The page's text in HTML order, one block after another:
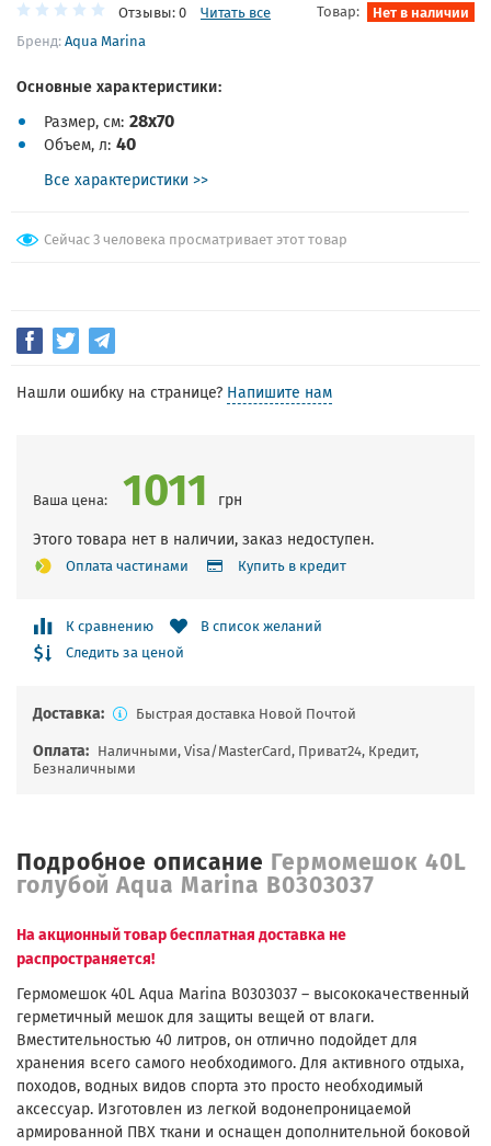
Отзывы: 0 Читать все Товар: Нет в наличии
Бренд:Aqua Marina
Основные характеристики:
Размер, см 28х70
Объем, л 40
Все характеристики >>
Сейчас 3 человека просматривает этот товар
Нашли ошибку на странице? Напишите нам
Ваша цена: 1011
грн
Этого товара нет в наличии, заказ недоступен.
Оплата частинами Купить в кредит
К сравнению
В список желаний
Следить за ценой
Доставка: Быстрая доставка Новой Почтой
Оплата: Наличными, Visa/MasterCard, Приват24, Кредит,
Безналичными
Подробное описание Гермомешок 40L
голубой Aqua Marina B0303037
На акционный товар бесплатная доставка не
распространяется!
Гермомешок 40L Aqua Marina B0303037 – высококачественный
герметичный мешок для защиты вещей от влаги.
Вместительностью 40 литров, он отлично подойдет для
хранения всего самого необходимого. Для активного отдыха,
походов, водных видов спорта это просто необходимый
аксессуар. Изготовлен из легкой водонепроницаемой
армированной ПВХ ткани и оснащен дополнительной боковой